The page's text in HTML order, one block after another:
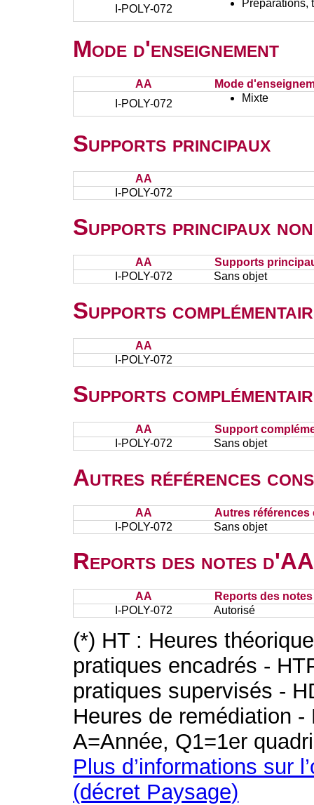
I-POLY-072 Préparations,
Mode d'enseignement
AA
Mode
I-POLY-072
Mixte
Supports principaux
AA
I-POLY-072
Supports principaux
AA
Supports
I-POLY-072
Sans objet
Supports
AA
I-POLY-072
Supports
AA
Support
I-POLY-072
Sans objet
Autres références
AA
Autres références
I-POLY-072
Sans objet
Reports des notes
AA
Reports des
I-POLY-072
Autorisé
(*) HT : Heures
pratiques encadrés -
pratiques supervisés -
Heures de remédiation
A=Année, Q1=1er
Plus d’informations sur
(décret Paysage)